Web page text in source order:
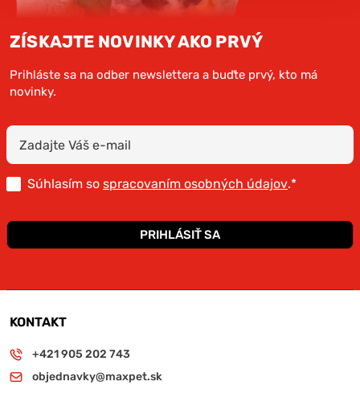
ZÍSKAJTE NOVINKY AKO PRVÝ
Prihláste sa na odber newslettera a buďte prvý, kto má
novinky.
Súhlasím so spracovaním osobných údajov.*
PRIHLÁSIŤ SA
KONTAKT
+421 905 202 743
objednavky@maxpet.sk